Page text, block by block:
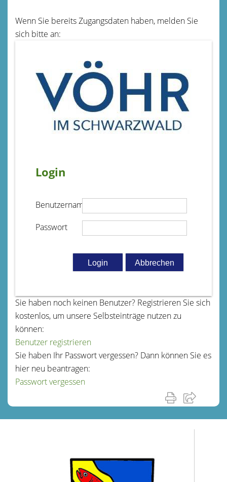
Wenn Sie bereits Zugangsdaten haben, melden Sie
sich bitte an:
Login
Benutzername
Passwort
Sie haben noch keinen Benutzer? Registrieren Sie sich
kostenlos, um unsere Selbsteinträge nutzen zu
können:
Benutzer registrieren
Sie haben Ihr Passwort vergessen? Dann können Sie es
hier neu beantragen:
Passwort vergessen